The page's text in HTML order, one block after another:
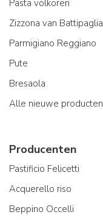
Pasta volkoren
Zizzona van Battipaglia
Parmigiano Reggiano
Pute
Bresaola
Alle nieuwe producten
Producenten
Pastificio Felicetti
Acquerello riso
Beppino Occelli